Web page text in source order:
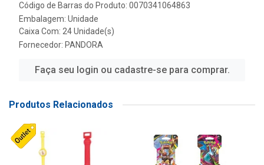
Código de Barras do Produto: 0070341064863
Embalagem: Unidade
Caixa Com: 24 Unidade(s)
Fornecedor: PANDORA
Faça seu login ou cadastre-se para comprar.
Produtos Relacionados